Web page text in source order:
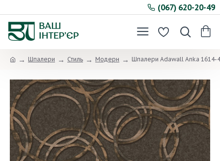
(067) 620-20-49
Шпалери Стиль Модерн Шпалери Adawall Anka 1614-4